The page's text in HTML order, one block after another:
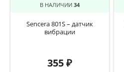
В НАЛИЧИИ 34
Sencera 801S – датчик
вибрации
355₽